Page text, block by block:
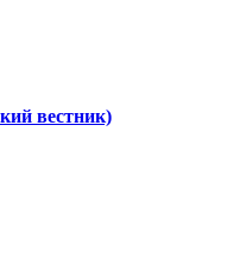
вестник)